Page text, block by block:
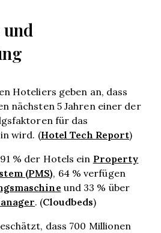
Hoteliers geben an, dass
nächsten 5 Jahren einer der
für das
wird. (Hotel Tech Report)
% der Hotels ein Property
(PMS), 64 % verfügen
und 33 % über
. (Cloudbeds)
dass 700 Millionen